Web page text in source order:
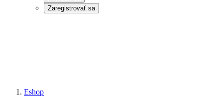
Zaregistrovať sa
Eshop